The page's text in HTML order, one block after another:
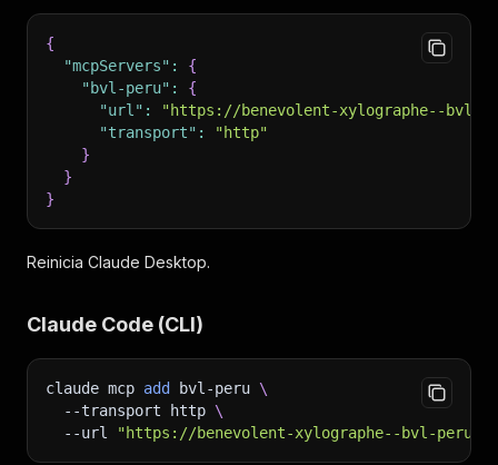
{
"mcpServers" :
{
"bvl-peru" :
{
"url" :
"https://benevolent-xylographe--bvl-
"transport" :
"http"
}
}
}
Reinicia Claude Desktop.
Claude Code (CLI)
claude mcp add bvl-peru \
--transport http \
--url
"https://benevolent-xylographe--bvl-peru-